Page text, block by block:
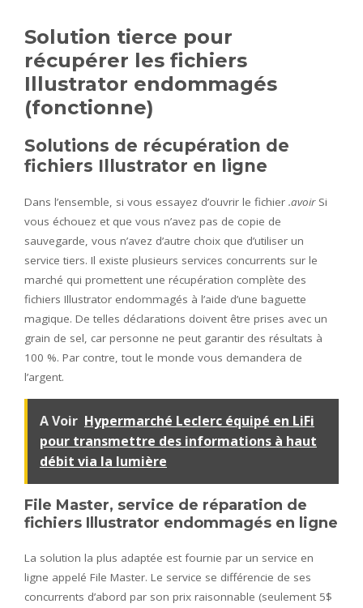
Solution tierce pour
récupérer les fichiers
Illustrator endommagés
(fonctionne)
Solutions de récupération de
fichiers Illustrator en ligne
Dans l’ensemble, si vous essayez d’ouvrir le fichier .avoirSi
vous échouez et que vous n’avez pas de copie de
sauvegarde, vous n’avez d’autre choix que d’utiliser un
service tiers. Il existe plusieurs services concurrents sur le
marché qui promettent une récupération complète des
fichiers Illustrator endommagés à l’aide d’une baguette
magique. De telles déclarations doivent être prises avec un
grain de sel, car personne ne peut garantir des résultats à
100 %. Par contre, tout le monde vous demandera de
l’argent.
A Voir Hypermarché Leclerc équipé en LiFi
pour transmettre des informations à haut
débit via la lumière
File Master, service de réparation de
fichiers Illustrator endommagés en ligne
La solution la plus adaptée est fournie par un service en
ligne appelé File Master. Le service se différencie de ses
concurrents d’abord par son prix raisonnable (seulement 5$